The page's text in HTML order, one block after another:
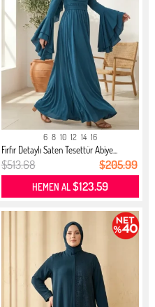
6 8 10 12 14 16
Fırfır Detaylı Saten Tesettür Abiye...
$513.68 $205.99
HEMEN AL$123.59